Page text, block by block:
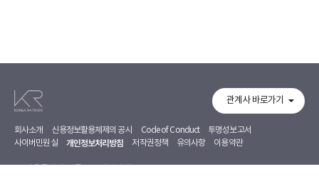
회사소개 신용정보활용체제의 공시 Code of Conduct
투명성보고서
사이버민원실
개인정보처리방침 저작권정책 유의사항 이용약관
관계사 바로가기